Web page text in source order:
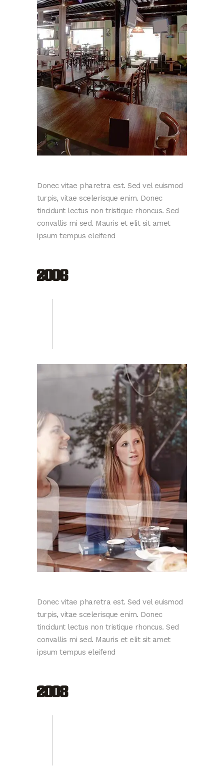
Donec vitae pharetra est. Sed vel euismod
turpis, vitae scelerisque enim. Donec
tincidunt lectus non tristique rhoncus. Sed
convallis mi sed. Mauris et elit sit amet
ipsum tempus eleifend
2006
Donec vitae pharetra est. Sed vel euismod
turpis, vitae scelerisque enim. Donec
tincidunt lectus non tristique rhoncus. Sed
convallis mi sed. Mauris et elit sit amet
ipsum tempus eleifend
2008